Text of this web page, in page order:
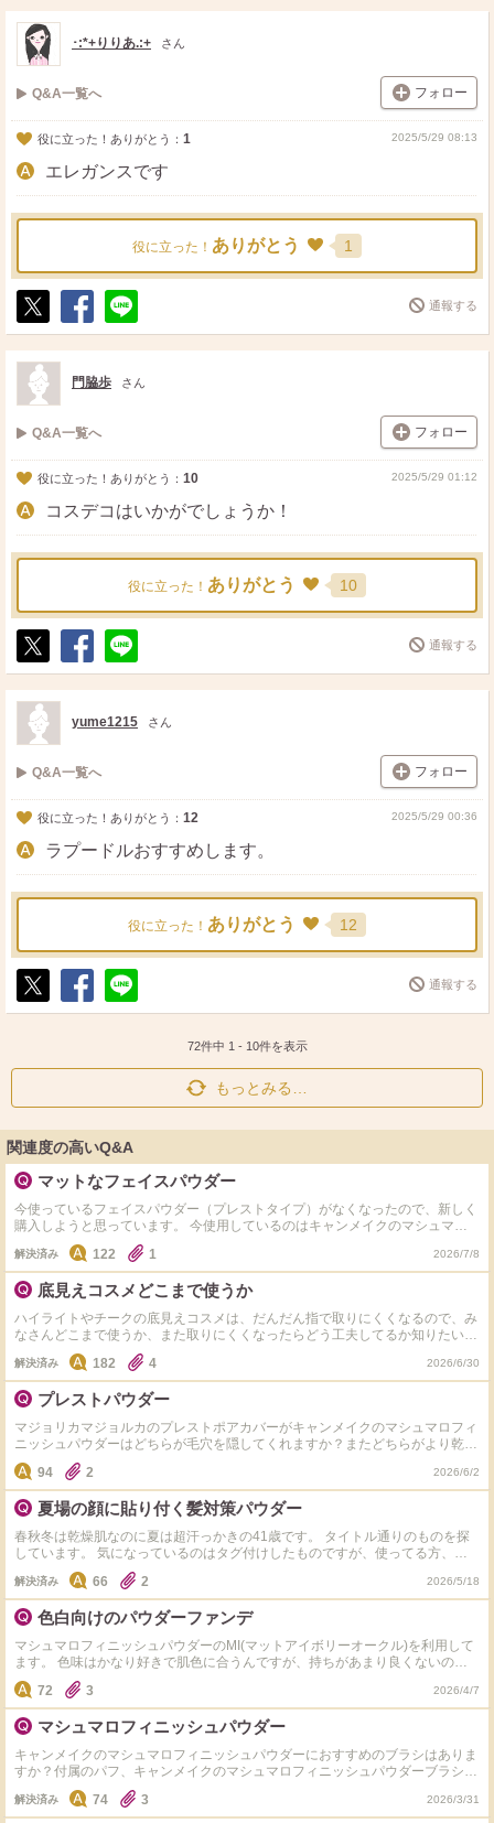
ス
ト
ェ
る
･:*+りりあ.:+ さん
Q&A一覧へ フォロー
役に立った！ありがとう： 1 2025/5/29 08:13
エレガンスです
役に立った！ ありがとう 1
ポ
ス
ト
シ
ェ
送
る
通報する
門脇歩 さん
Q&A一覧へ フォロー
役に立った！ありがとう： 10 2025/5/29 01:12
コスデコはいかがでしょうか！
役に立った！ ありがとう 10
ポ
ス
ト
シ
ェ
送
る
通報する
yume1215 さん
Q&A一覧へ フォロー
役に立った！ありがとう： 12 2025/5/29 00:36
ラプードルおすすめします。
役に立った！ ありがとう 12
ポ
シ
送
通報する
72件中 1 - 10件を表示
もっとみる…
関連度の高いQ&A
マットなフェイスパウダー
今使っているフェイスパウダー（プレストタイプ）がなくなったので、新しく
購入しようと思っています。 今使用しているのはキャンメイクのマシュマロ
フィニッシュパウダーなのですが、他に良い物があれば教えてください。マッ
トな質感のものが欲しいです。
解決済み 122 1 2026/7/8
底見えコスメどこまで使うか
ハイライトやチークの底見えコスメは、だんだん指で取りにくくなるので、み
なさんどこまで使うか、また取りにくくなったらどう工夫してるか知りたいで
解決済み 182 4 2026/6/30
プレストパウダー
マジョリカマジョルカのプレストポアカバーがキャンメイクのマシュマロフィ
ニッシュパウダーはどちらが毛穴を隠してくれますか？またどちらがより乾燥
しますか？
94 2 2026/6/2
夏場の顔に貼り付く髪対策パウダー
春秋冬は乾燥肌なのに夏は超汗っかきの41歳です。 タイトル通りのものを探
しています。 気になっているのはタグ付けしたものですが、使ってる方、乾
燥・白浮き・貼り付きやすさ・使う時付属のパフじゃなくて◯◯がいいなどな
ど、どうでしょうか？ マットすぎるのは苦手です。 もし微妙でしたら他のオ
ススメを教えてください。 色も教えて頂けたら大変ありがたいです。 色白め
のブルベ夏です。
解決済み 66 2 2026/5/18
色白向けのパウダーファンデ
マシュマロフィニッシュパウダーのMI(マットアイボリーオークル)を利用して
ます。 色味はかなり好きで肌色に合うんですが、持ちがあまり良くないので
ファンデ変えたいなと思ってますがなかなか合うものに出会えず…。 (NARS
のリフ粉落ちないようにするパウダーとかの意見はなしで大丈夫です。) アル
ビオンのスタジオ ビューティアス フォルム020、マキアージュのドラマティ
ックパウダリーEXベビーピンクオークル00は試しましたが色味があまり合わ
ず暗く見えるか、少し日焼けたような感じに見えました。 どちらかというと
ブルベになると思うので黄みが強い色は少し浮きます。 同じような方が何使
ってるか聞きたいです。 希望はパウダーです。リキッドなどで合うものは見
つかってるのでよく使うパウダーの方で知りたいです。 デパコスでも可で
す。 よろしくお願いします。
72 3 2026/4/7
マシュマロフィニッシュパウダー
キャンメイクのマシュマロフィニッシュパウダーにおすすめのブラシはありま
すか？付属のパフ、キャンメイクのマシュマロフィニッシュパウダーブラシを
使用しても沢山付いてしまいます。
解決済み 74 3 2026/3/31